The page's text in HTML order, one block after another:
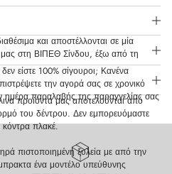
και αποστέλλονται σε μία
στη ΒΙΠΕΘ Σίνδου, έξω από τη
είστε 100% σίγουροι; Κανένα
την αγορά σας σε χρονικό
παραλαβής της παραγγελίας σας
προϊόντα μας αποτελούνται από
του δέντρου. Δεν εμπορευόμαστε
πλακέ.
πιστοποιημένη ξυλεία με από την
ένα μοντέλο υπεύθυνης